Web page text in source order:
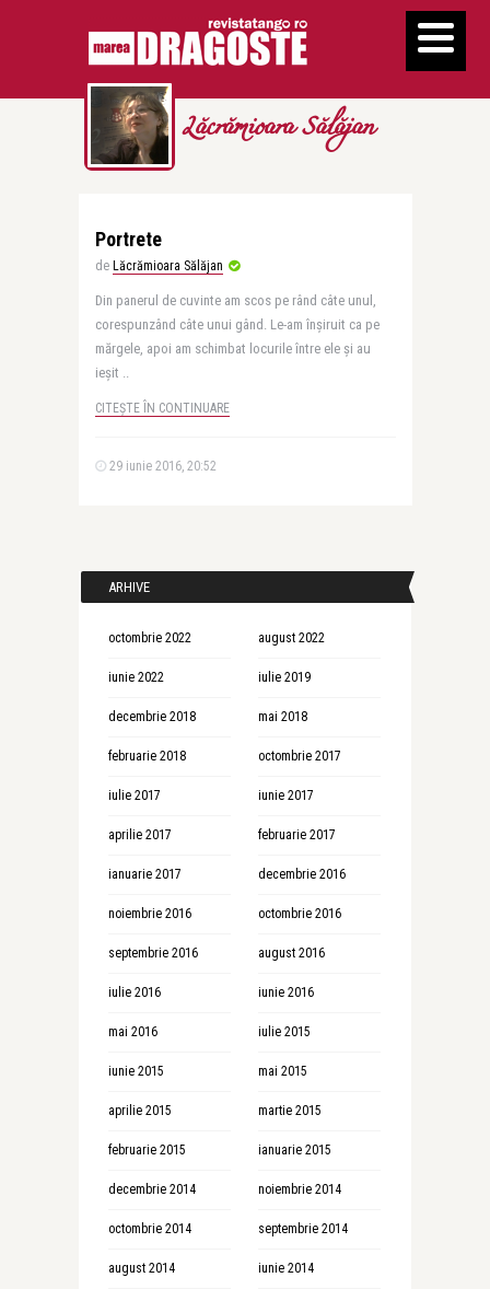
Lăcrămioara Sălăjan
Portrete
de Lăcrămioara Sălăjan
Din panerul de cuvinte am scos pe rând câte unul,
corespunzând câte unui gând. Le-am înşiruit ca pe
mărgele, apoi am schimbat locurile între ele şi au
ieşit ..
CITEȘTE ÎN CONTINUARE
29 iunie 2016, 20:52
ARHIVE
octombrie 2022 august 2022
iunie 2022 iulie 2019
decembrie 2018 mai 2018
februarie 2018 octombrie 2017
iulie 2017 iunie 2017
aprilie 2017 februarie 2017
ianuarie 2017 decembrie 2016
noiembrie 2016 octombrie 2016
septembrie 2016 august 2016
iulie 2016 iunie 2016
mai 2016 iulie 2015
iunie 2015 mai 2015
aprilie 2015 martie 2015
februarie 2015 ianuarie 2015
decembrie 2014 noiembrie 2014
octombrie 2014 septembrie 2014
august 2014 iunie 2014